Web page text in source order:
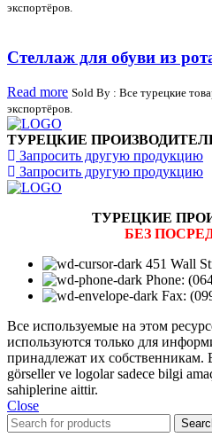
экспортёров.
Стеллаж для обуви из
Read more Sold By : Все турецкие
экспортёров.
ТУРЕЦКИЕ
Запросить другую продукцию
Запросить другую продукцию
ТУРЕЦКИЕ
БЕЗ
451 Wall
Phone:
Fax:
Все используемые на этом
используются только для
принадлежат их собственникам.
görseller ve logolar sadece bilgi
sahiplerine aittir.
Close